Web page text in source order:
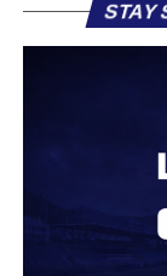
«Ο Α.Ο.
περσινή σεζόν
Στο παρελθόν
STAY